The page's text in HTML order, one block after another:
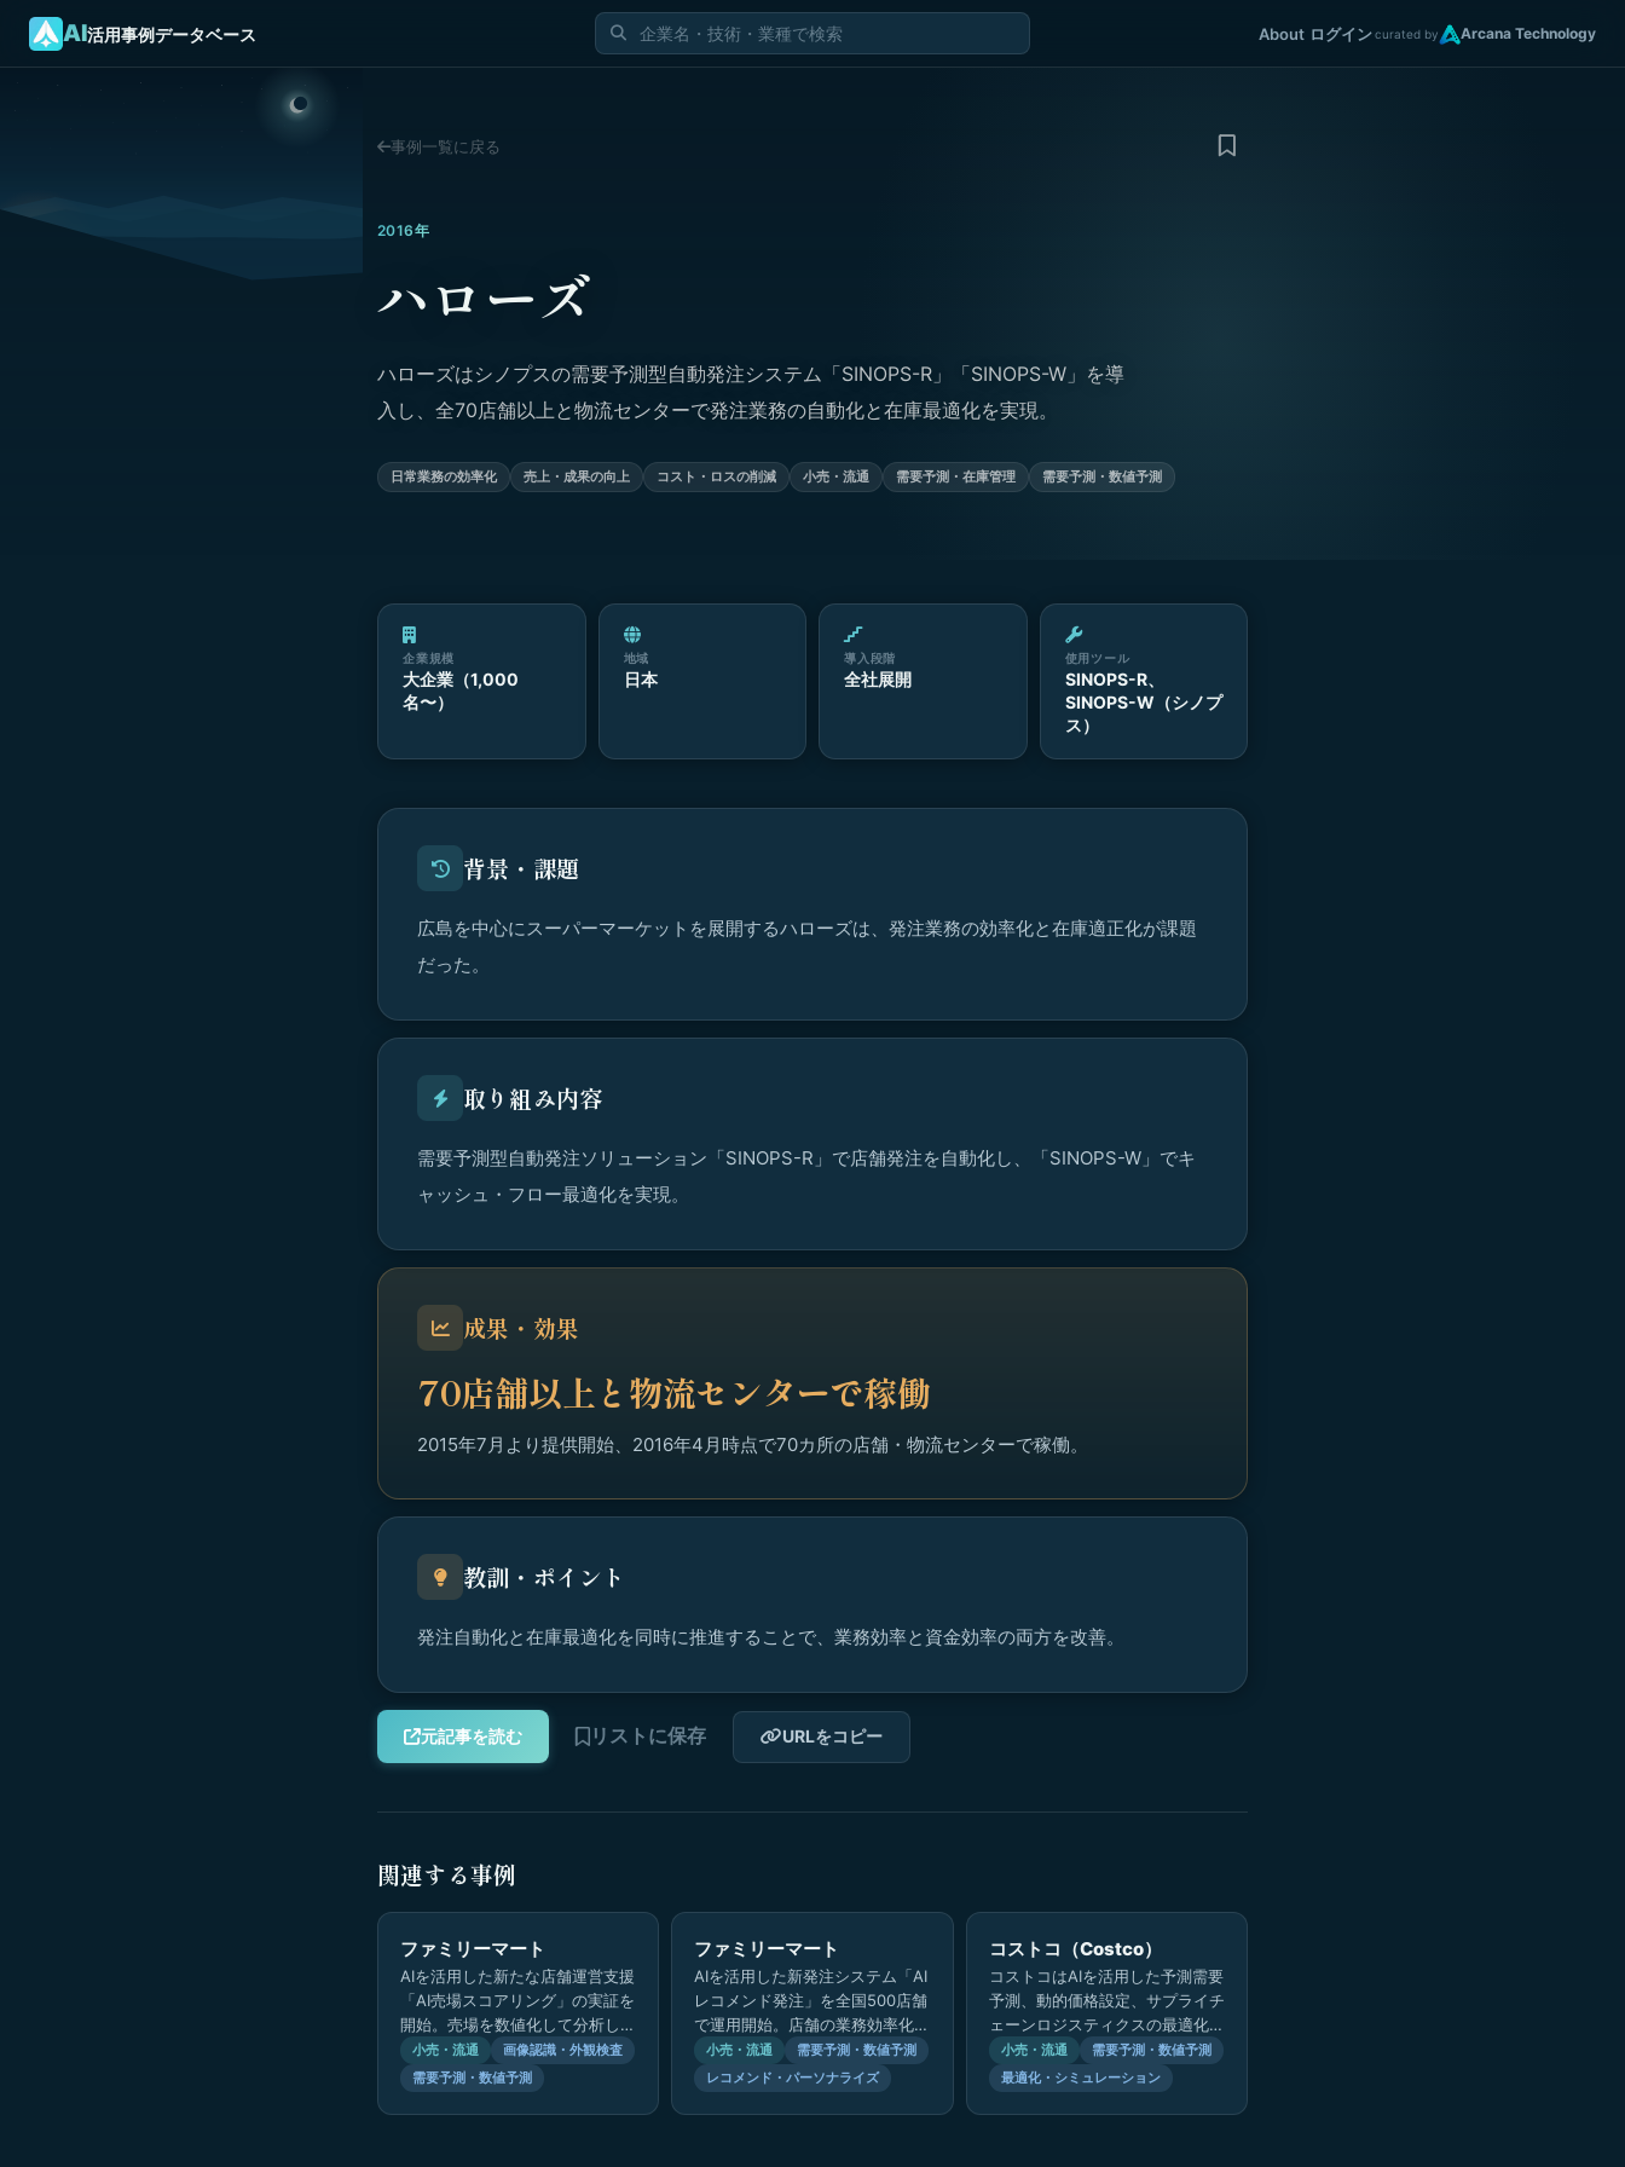
AI活用事例データベース About ログインcurated by Arcana Technology
事例一覧に戻る
2016年
ハローズ
ハローズはシノプスの需要予測型自動発注システム「SINOPS-R」「SINOPS-W」を導
入し、全70店舗以上と物流センターで発注業務の自動化と在庫最適化を実現。
日常業務の効率化 売上・成果の向上 コスト・ロスの削減 小売・流通 需要予測・在庫管理 需要予測・数値予測
企業規模
大企業（1,000
名〜）
地域
日本
導入段階
全社展開
使用ツール
SINOPS-R、
SINOPS-W（シノプ
ス）
背景・課題
広島を中心にスーパーマーケットを展開するハローズは、発注業務の効率化と在庫適正化が課題
だった。
取り組み内容
需要予測型自動発注ソリューション「SINOPS-R」で店舗発注を自動化し、「SINOPS-W」でキ
ャッシュ・フロー最適化を実現。
成果・効果
70店舗以上と物流センターで稼働
2015年7月より提供開始、2016年4月時点で70カ所の店舗・物流センターで稼働。
教訓・ポイント
発注自動化と在庫最適化を同時に推進することで、業務効率と資金効率の両方を改善。
元記事を読む リストに保存 URLをコピー
関連する事例
ファミリーマート
AIを活用した新たな店舗運営支援
「AI売場スコアリング」の実証を
開始。売場を数値化して分析し、
最適な品揃えを推進。
小売・流通
画像認識・外観検査
需要予測・数値予測
ファミリーマート
AIを活用した新発注システム「AI
レコメンド発注」を全国500店舗
で運用開始。店舗の業務効率化と
販売機会の最大化を実現。
小売・流通
需要予測・数値予測
レコメンド・パーソナライズ
コストコ（Costco）
コストコはAIを活用した予測需要
予測、動的価格設定、サプライチ
ェーンロジスティクスの最適化を
バックエンドで推進。2025年に
27〜29の新規倉庫開設を計画
し、…
小売・流通
需要予測・数値予測
最適化・シミュレーション